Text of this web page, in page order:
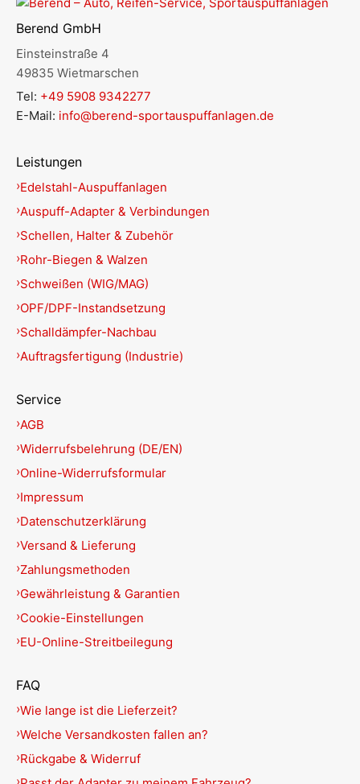
Berend GmbH
Einsteinstraße 4
49835 Wietmarschen
Tel: +49 5908 9342277
E-Mail: info@berend-sportauspuffanlagen.de
Leistungen
Edelstahl-Auspuffanlagen
Auspuff-Adapter & Verbindungen
Schellen, Halter & Zubehör
Rohr-Biegen & Walzen
Schweißen (WIG/MAG)
OPF/DPF-Instandsetzung
Schalldämpfer-Nachbau
Auftragsfertigung (Industrie)
Service
AGB
Widerrufsbelehrung (DE/EN)
Online-Widerrufsformular
Impressum
Datenschutzerklärung
Versand & Lieferung
Zahlungsmethoden
Gewährleistung & Garantien
Cookie-Einstellungen
EU-Online-Streitbeilegung
FAQ
Wie lange ist die Lieferzeit?
Welche Versandkosten fallen an?
Rückgabe & Widerruf